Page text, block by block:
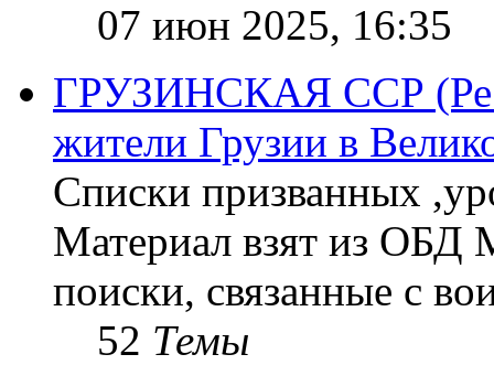
07 июн 2025, 16:35
ГРУЗИНСКАЯ ССР
жители Грузии в
Списки призванных
Материал взят из ОБД
поиски, связанные с
52 Темы